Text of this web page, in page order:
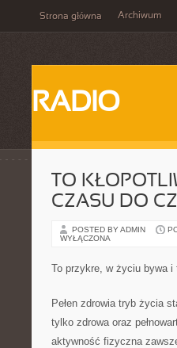
Strona główna Archiwum
RADIO
TO
CZASU DO
POSTED BY ADMIN
WYŁĄCZONA
To przykre, w życiu bywa
Pełen zdrowia tryb życia
tylko zdrowa oraz
aktywność fizyczna